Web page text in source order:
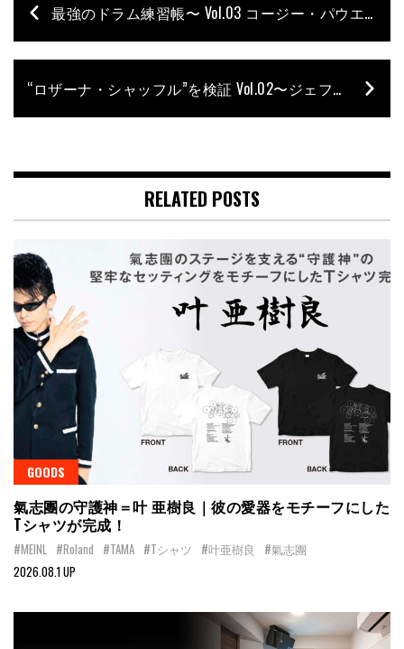
最強のドラム練習帳〜 Vol.03 コージー・パウエルに学ぶ重量級ツーバス・ドラミング〜
“ロザーナ・シャッフル”を検証 Vol.02〜ジェフ極上のグルーヴをLogicで解析〜
RELATED POSTS
GOODS
氣志團の守護神＝叶 亜樹良｜彼の愛器をモチーフにした
Tシャツが完成！
#MEINL #Roland #TAMA #Tシャツ #叶亜樹良
#氣志團
2026.08.1 UP